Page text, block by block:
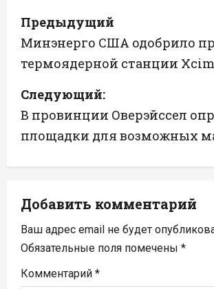
Н
а
в
и
г
и
я
п
Предыдущий
Минэнерго США одобрило
термоядерной станции
Следующий:
В провинции Оверэйссел
площадки для возможных
Добавить комментарий
Ваш адрес email не будет
Обязательные поля помечены *
Комментарий *